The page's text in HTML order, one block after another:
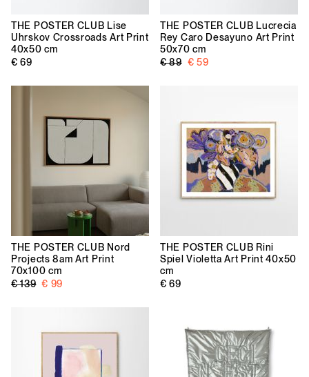
THE POSTER CLUB Lise
Uhrskov Crossroads Art Print
40x50 cm
€ 69
THE POSTER CLUB Lucrecia
Rey Caro Desayuno Art Print
50x70 cm
€ 89 € 59
THE POSTER CLUB Nord
Projects 8am Art Print
70x100 cm
€ 139 € 99
THE POSTER CLUB Rini
Spiel Violetta Art Print 40x50
cm
€ 69